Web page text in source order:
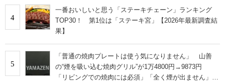
4
一番おいしいと思う「ステーキチェーン」ランキング
TOP30！ 第1位は「ステーキ宮」【2026年最新調査結
果】
5
「普通の焼肉プレートは使う気になりません」 山善
の“煙を吸い込む焼肉グリル”が1万4800円→9873円
「リビングでの焼肉には必須」「全く煙が出ません」と